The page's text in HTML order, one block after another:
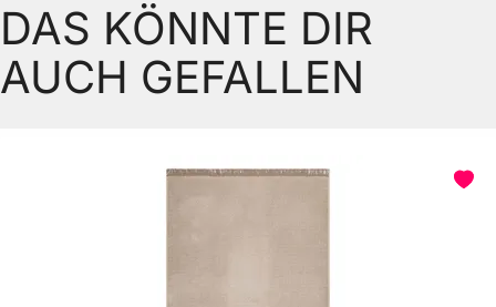
DAS KÖNNTE DIR
AUCH GEFALLEN